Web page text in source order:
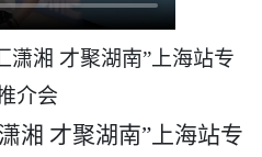
潇湘 才聚湖南”上海站专
介会
湘 才聚湖南”上海站专